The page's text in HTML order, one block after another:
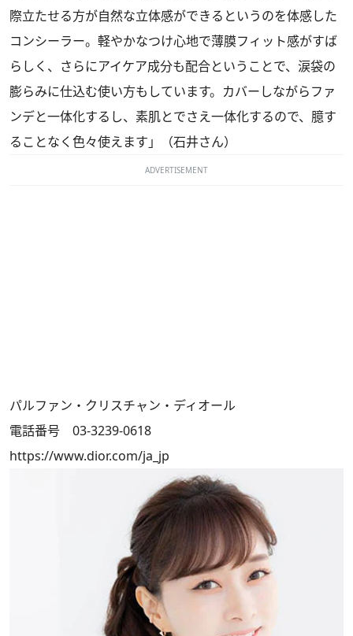
際立たせる方が自然な立体感ができるというのを体感した
コンシーラー。軽やかなつけ心地で薄膜フィット感がすば
らしく、さらにアイケア成分も配合ということで、涙袋の
膨らみに仕込む使い方もしています。カバーしながらファ
ンデと一体化するし、素肌とでさえ一体化するので、臆す
ることなく色々使えます」（石井さん）
ADVERTISEMENT
パルファン・クリスチャン・ディオール
電話番号 03-3239-0618
https://www.dior.com/ja_jp